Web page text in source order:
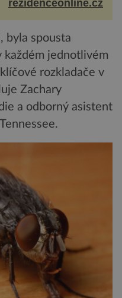
rezidenceonline.cz
byla spousta
jednotlivém
rozkladače v
Zachary
a odborný asistent